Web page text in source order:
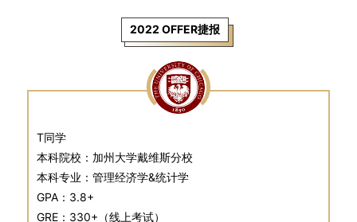
2022 OFFER捷报
T同学
本科院校：加州大学戴维斯分校
本科专业：管理经济学&统计学
GPA：3.8+
GRE：330+（线上考试）